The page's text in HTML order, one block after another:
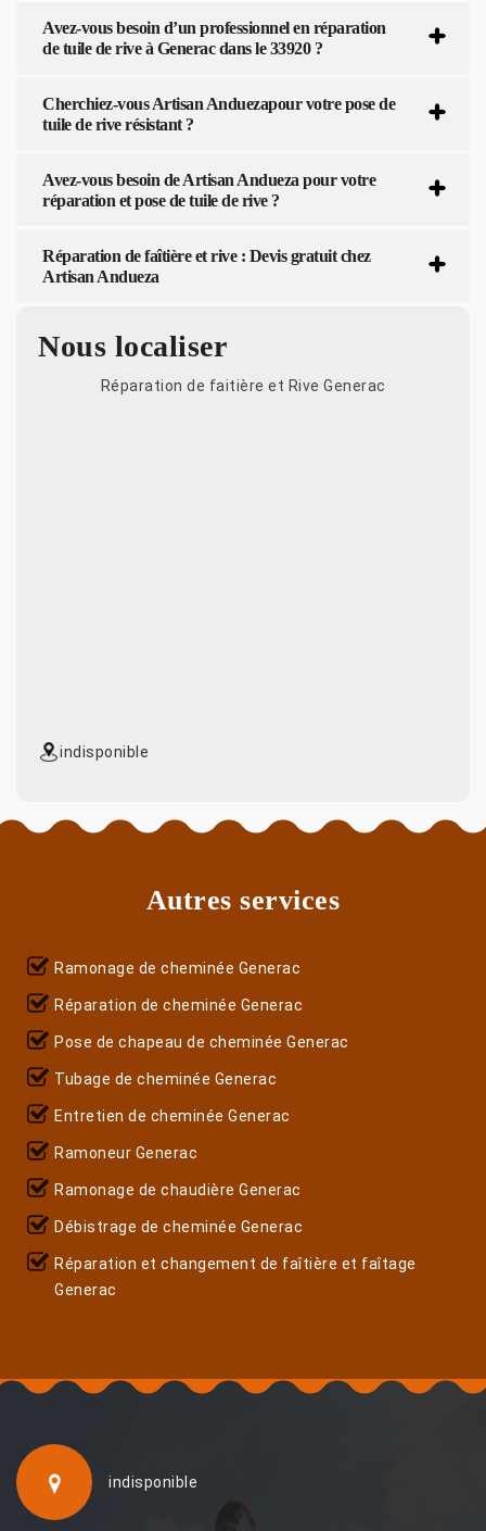
Avez-vous besoin d’un professionnel en réparation
de tuile de rive à Generac dans le 33920 ?
Cherchiez-vous Artisan Anduezapour votre pose de
tuile de rive résistant ?
Avez-vous besoin de Artisan Andueza pour votre
réparation et pose de tuile de rive ?
Réparation de faîtière et rive : Devis gratuit chez
Artisan Andueza
Nous localiser
Réparation de faitière et Rive Generac
indisponible
Autres services
Ramonage de cheminée Generac
Réparation de cheminée Generac
Pose de chapeau de cheminée Generac
Tubage de cheminée Generac
Entretien de cheminée Generac
Ramoneur Generac
Ramonage de chaudière Generac
Débistrage de cheminée Generac
Réparation et changement de faîtière et faîtage
Generac
indisponible